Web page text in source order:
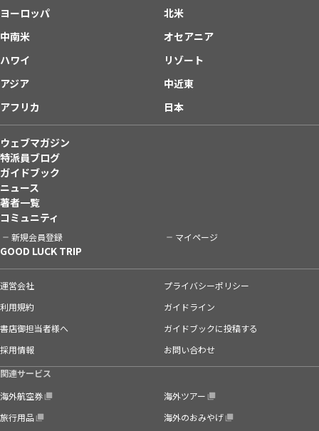
ヨーロッパ
北米
中南米
オセアニア
ハワイ
リゾート
アジア
中近東
アフリカ
日本
ウェブマガジン
特派員ブログ
ガイドブック
ニュース
著者一覧
コミュニティ
新規会員登録 マイページ
GOOD LUCK TRIP
運営会社
プライバシーポリシー
利用規約
ガイドライン
書店御担当者様へ
ガイドブックに投稿する
採用情報
お問い合わせ
関連サービス
海外航空券
海外ツアー
旅行用品
海外のおみやげ